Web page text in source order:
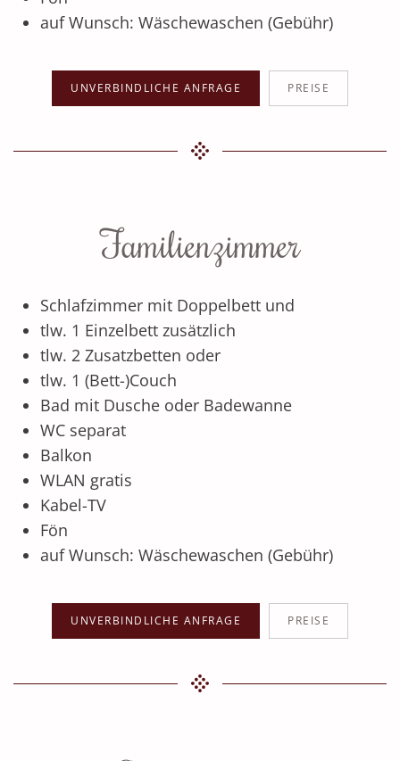
auf Wunsch: Wäschewaschen (Gebühr)
UNVERBINDLICHE ANFRAGE PREISE
Familienzimmer
Schlafzimmer mit Doppelbett und
tlw. 1 Einzelbett zusätzlich
tlw. 2 Zusatzbetten oder
tlw. 1 (Bett-)Couch
Bad mit Dusche oder Badewanne
WC separat
Balkon
WLAN gratis
Kabel-TV
Fön
auf Wunsch: Wäschewaschen (Gebühr)
UNVERBINDLICHE ANFRAGE PREISE